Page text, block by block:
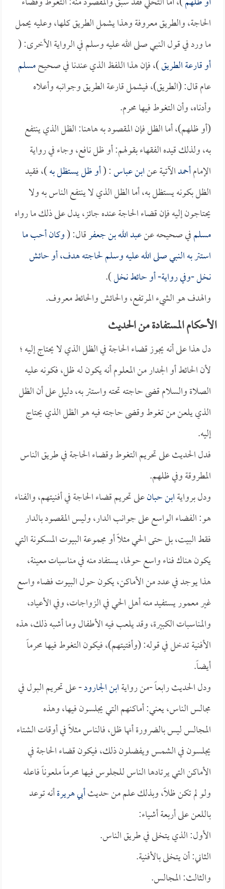
الحاجة، والطريق معروفة وهذا يشمل الطريق كلها، وعليه يحمل
ما ورد في قول النبي صلى الله عليه وسلم في الرواية الأخرى: (
أو قارعة الطريق)، فإن هذا اللفظ الذي عندنا في صحيحمسلم
عام قال: (الطريق)، فيشمل قارعة الطريق وجوانبه وأعلاه
وأدناه، وأن التغوط فيها محرم.
(أو ظلهم)، أما الظل فإن المقصود به هاهنا: الظل الذي ينتفع
به، ولذلك قيده الفقهاء بقولهم: أو ظل نافع، وجاء في رواية
الإمامأحمدالآتية عنابن عباس: (أو ظل يستظل به)، فقيد
الظل بكونه يستظل به، أما الظل الذي لا ينتفع الناس به ولا
يحتاجون إليه فإن قضاء الحاجة عنده جائز، يدل على ذلك ما رواه
مسلمفي صحيحه عنعبد الله بن جعفرقال: (وكان أحب ما
استتر به النبي صلى الله عليه وسلم لحاجته هدف، أو حائش
نخل -وفي رواية- أو حائط نخل).
والهدف هو الشيء المرتفع، والحائش والحائط معروف.
الأحكام المستفادة من الحديث
دل هذا على أنه يجوز قضاء الحاجة في الظل الذي لا يحتاج إليه ؛
لأن الحائط أو الجدار من المعلوم أنه يكون له ظل، فكونه عليه
الصلاة والسلام قضى حاجته تحته واستتر به، دليل على أن الظل
الذي يلعن من تغوط وقضى حاجته فيه هو الظل الذي يحتاج
إليه.
فدل الحديث على تحريم التغوط وقضاء الحاجة في طريق الناس
المطروقة وفي ظلهم.
ودل بروايةابن حبانعلى تحريم قضاء الحاجة في أفنيتهم، والفناء
هو: الفضاء الواسع على جوانب الدار، وليس المقصود بالدار
فقط البيت، بل حتى الحي مثلاً أو مجموعة البيوت المسكونة التي
يكون هناك فناء واسع حولها، يستفاد منه في مناسبات معينة،
هذا يوجد في عدد من الأماكن، يكون حول البيوت فضاء واسع
غير معمور يستفيد منه أهل الحي في الزواجات، وفي الأعياد،
والمناسبات الكبيرة، وقد يلعب فيه الأطفال وما أشبه ذلك، هذه
الأفنية تدخل في قوله: (وأفتيتهم)، فيكون التغوط فيها محرماً
أيضاً.
ودل الحديث رابعاً -من روايةابن الجارود- على تحريم البول في
مجالس الناس، يعني: أماكنهم التي يجلسون فيها، وهذه
المجالس ليس بالضرورة أنها ظل، فالناس مثلاً في أوقات الشتاء
يجلسون في الشمس ويفضلون ذلك، فيكون قضاء الحاجة في
الأماكن التي يرتادها الناس للجلوس فيها محرماً ملعوناً فاعله
ولو لم تكن ظلاً، وبذلك علم من حديثأبي هريرةأنه توعد
باللعن على أربعة أشياء:
الأول: الذي يتخلى في طريق الناس.
الثاني: أن يتخلى بالأفنية.
والثالث: المجالس.